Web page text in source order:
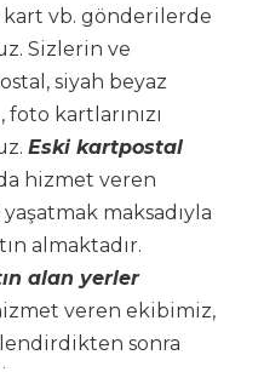
vb. gönderilerde
Sizlerin ve
siyah beyaz
kartlarınızı
Eski kartpostal
hizmet veren
maksadıyla
almaktadır.
alan yerler
veren ekibimiz,
sonra